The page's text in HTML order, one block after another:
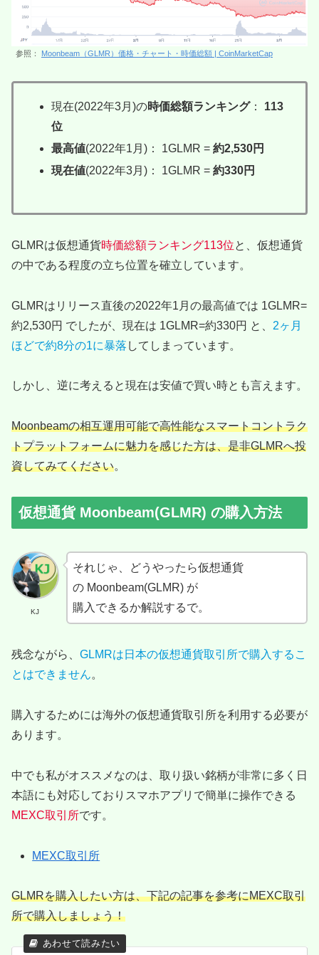
参照： Moonbeam（GLMR）価格・チャート・時価総額 | CoinMarketCap
現在(2022年3月)の時価総額ランキング： 113
位
最高値(2022年1月)： 1GLMR =約2,530円
現在値(2022年3月)： 1GLMR =約330円
GLMRは仮想通貨時価総額ランキング113位と、仮想通貨
の中である程度の立ち位置を確立しています。
GLMRはリリース直後の2022年1月の最高値では 1GLMR=
約2,530円 でしたが、現在は 1GLMR=約330円 と、 2ヶ月
ほどで約8分の1に暴落 してしまっています。
しかし、逆に考えると現在は安値で買い時とも言えます。
Moonbeamの相互運用可能で高性能なスマートコントラク
トプラットフォームに魅力を感じた方は、是非GLMRへ投
資してみてください。
仮想通貨 Moonbeam(GLMR) の購入方法
KJ
それじゃ、どうやったら仮想通貨
の Moonbeam(GLMR) が
購入できるか解説するで。
残念ながら、 GLMRは日本の仮想通貨取引所で購入するこ
とはできません。
購入するためには海外の仮想通貨取引所を利用する必要が
あります。
中でも私がオススメなのは、取り扱い銘柄が非常に多く日
本語にも対応しておりスマホアプリで簡単に操作できる
MEXC取引所です。
MEXC取引所
GLMRを購入したい方は、下記の記事を参考にMEXC取引
所で購入しましょう！